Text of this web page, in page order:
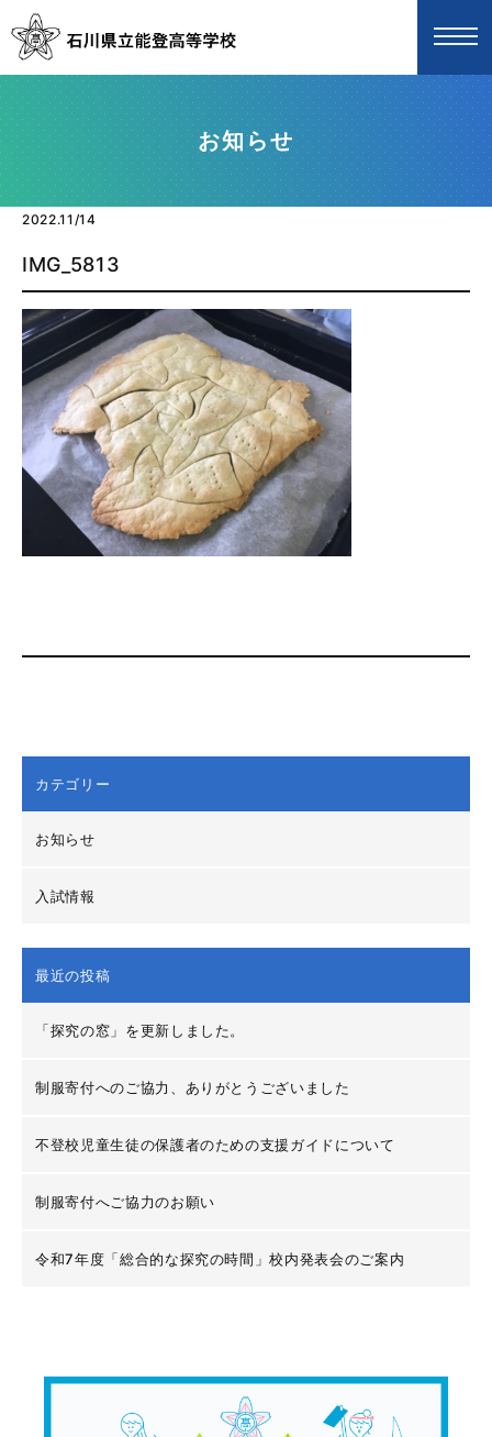
お知らせ
2022.11/14
IMG_5813
カテゴリー
お知らせ
入試情報
最近の投稿
「探究の窓」を更新しました。
制服寄付へのご協力、ありがとうございました
不登校児童生徒の保護者のための支援ガイドについて
制服寄付へご協力のお願い
令和7年度「総合的な探究の時間」校内発表会のご案内